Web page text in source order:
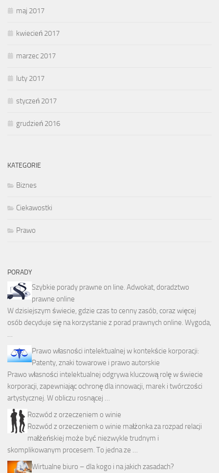
maj 2017
kwiecień 2017
marzec 2017
luty 2017
styczeń 2017
grudzień 2016
KATEGORIE
Biznes
Ciekawostki
Prawo
PORADY
Szybkie porady prawne on line. Adwokat, doradztwo
prawne online
W dzisiejszym świecie, gdzie czas to cenny zasób, coraz więcej
osób decyduje się na korzystanie z porad prawnych online. Wygoda,
…
Prawo własności intelektualnej w kontekście korporacji:
Patenty, znaki towarowe i prawo autorskie
Prawo własności intelektualnej odgrywa kluczową rolę w świecie
korporacji, zapewniając ochronę dla innowacji, marek i twórczości
artystycznej. W obliczu rosnącej …
Rozwód z orzeczeniem o winie
Rozwód z orzeczeniem o winie małżonka za rozpad relacji
małżeńskiej może być niezwykle trudnym i
skomplikowanym procesem. To jedna ze …
Wirtualne biuro – dla kogo i na jakich zasadach?